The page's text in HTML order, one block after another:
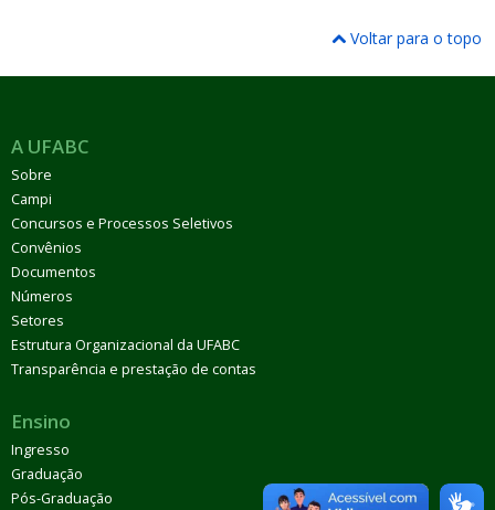
Voltar para o topo
A UFABC
Sobre
Campi
Concursos e Processos Seletivos
Convênios
Documentos
Números
Setores
Estrutura Organizacional da UFABC
Transparência e prestação de contas
Ensino
Ingresso
Graduação
Pós-Graduação